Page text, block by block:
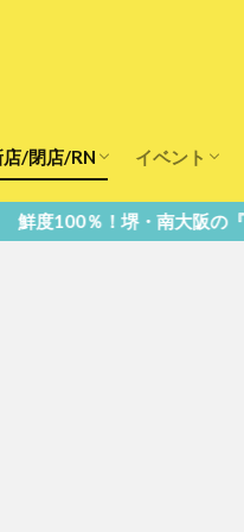
店/閉店/RN
飲食店
スーパー
美容・健康
医療
イベント
キッズ
・南大阪の『今』をあなたの